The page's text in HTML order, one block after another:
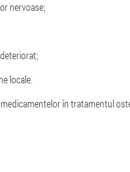
nervoase;
locale.
în tratamentul